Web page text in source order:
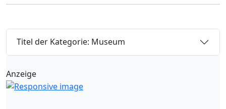
Titel der Kategorie: Museum
Anzeige